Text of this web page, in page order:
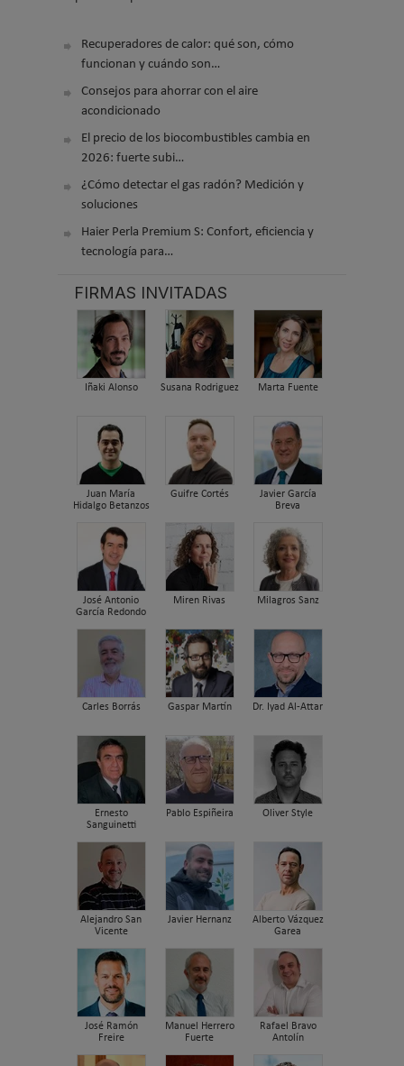
Recuperadores de calor: qué son, cómo
funcionan y cuándo son…
Consejos para ahorrar con el aire
acondicionado
El precio de los biocombustibles cambia en
2026: fuerte subi…
¿Cómo detectar el gas radón? Medición y
soluciones
Haier Perla Premium S: Confort, eficiencia y
tecnología para…
FIRMAS INVITADAS
Iñaki Alonso Susana Rodriguez Marta Fuente
Juan María
Hidalgo Betanzos
Guifre Cortés
Javier García
Breva
José Antonio
García Redondo
Miren Rivas Milagros Sanz
Carles Borrás Gaspar Martín Dr. Iyad Al-Attar
Ernesto
Sanguinetti
Pablo Espiñeira Oliver Style
Alejandro San
Vicente
Javier Hernanz
Alberto Vázquez
Garea
José Ramón
Freire
Manuel Herrero
Fuerte
Rafael Bravo
Antolín